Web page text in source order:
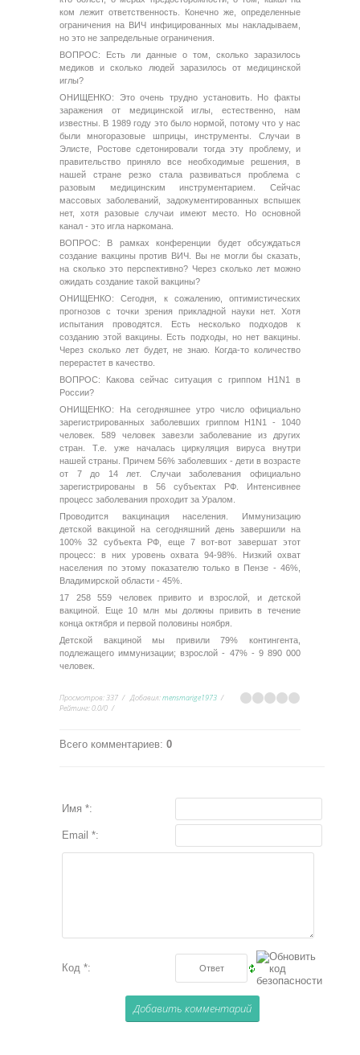
ком лежит ответственность. Конечно же, определенные
ограничения на ВИЧ инфицированных мы накладываем,
но это не запредельные ограничения.
ВОПРОС: Есть ли данные о том, сколько заразилось
медиков и сколько людей заразилось от медицинской
иглы?
ОНИЩЕНКО: Это очень трудно установить. Но факты
заражения от медицинской иглы, естественно, нам
известны. В 1989 году это было нормой, потому что у нас
были многоразовые шприцы, инструменты. Случаи в
Элисте, Ростове сдетонировали тогда эту проблему, и
правительство приняло все необходимые решения, в
нашей стране резко стала развиваться проблема с
разовым медицинским инструментарием. Сейчас
массовых заболеваний, задокументированных вспышек
нет, хотя разовые случаи имеют место. Но основной
канал - это игла наркомана.
ВОПРОС: В рамках конференции будет обсуждаться
создание вакцины против ВИЧ. Вы не могли бы сказать,
на сколько это перспективно? Через сколько лет можно
ожидать создание такой вакцины?
ОНИЩЕНКО: Сегодня, к сожалению, оптимистических
прогнозов с точки зрения прикладной науки нет. Хотя
испытания проводятся. Есть несколько подходов к
созданию этой вакцины. Есть подходы, но нет вакцины.
Через сколько лет будет, не знаю. Когда-то количество
перерастет в качество.
ВОПРОС: Какова сейчас ситуация с гриппом H1N1 в
России?
ОНИЩЕНКО: На сегодняшнее утро число официально
зарегистрированных заболевших гриппом H1N1 - 1040
человек. 589 человек завезли заболевание из других
стран. Т.е. уже началась циркуляция вируса внутри
нашей страны. Причем 56% заболевших - дети в возрасте
от 7 до 14 лет. Случаи заболевания официально
зарегистрированы в 56 субъектах РФ. Интенсивнее
процесс заболевания проходит за Уралом.
Проводится вакцинация населения. Иммунизацию
детской вакциной на сегодняшний день завершили на
100% 32 субъекта РФ, еще 7 вот-вот завершат этот
процесс: в них уровень охвата 94-98%. Низкий охват
населения по этому показателю только в Пензе - 46%,
Владимирской области - 45%.
17 258 559 человек привито и взрослой, и детской
вакциной. Еще 10 млн мы должны привить в течение
конца октября и первой половины ноября.
Детской вакциной мы привили 79% контингента,
подлежащего иммунизации; взрослой - 47% - 9 890 000
человек.
Просмотров:337 Добавил:mensmarige1973
Рейтинг:0.0/0
Всего комментариев: 0
Имя *:
Email *:
Код *: